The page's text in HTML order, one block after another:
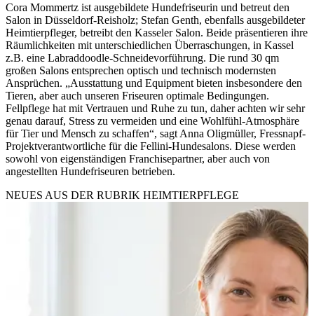
Cora Mommertz ist ausgebildete Hundefriseurin und betreut den
Salon in Düsseldorf-Reisholz; Stefan Genth, ebenfalls ausgebildeter
Heimtierpfleger, betreibt den Kasseler Salon. Beide präsentieren ihre
Räumlichkeiten mit unterschiedlichen Überraschungen, in Kassel
z.B. eine Labraddoodle-Schneidevorführung. Die rund 30 qm
großen Salons entsprechen optisch und technisch modernsten
Ansprüchen. „Ausstattung und Equipment bieten insbesondere den
Tieren, aber auch unseren Friseuren optimale Bedingungen.
Fellpflege hat mit Vertrauen und Ruhe zu tun, daher achten wir sehr
genau darauf, Stress zu vermeiden und eine Wohlfühl-Atmosphäre
für Tier und Mensch zu schaffen“, sagt Anna Oligmüller, Fressnapf-
Projektverantwortliche für die Fellini-Hundesalons. Diese werden
sowohl von eigenständigen Franchisepartner, aber auch von
angestellten Hundefriseuren betrieben.
NEUES AUS DER RUBRIK HEIMTIERPFLEGE